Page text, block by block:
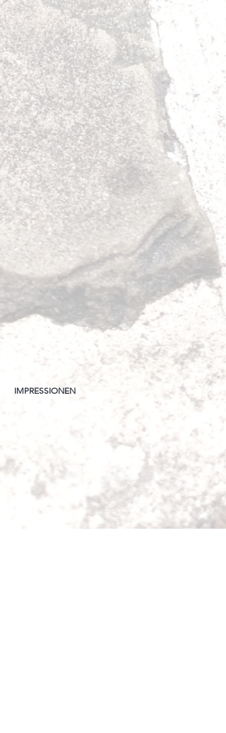
IMPRESSIONEN